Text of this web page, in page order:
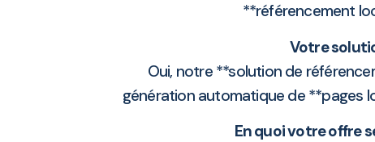
**référencement
Votre
Oui, notre **solution de
génération automatique de **pages
En quoi votre offre